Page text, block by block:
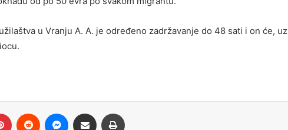
u Vranju A. A. je određeno zadržavanje do 48 sati i on će, uz